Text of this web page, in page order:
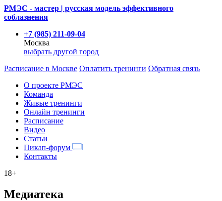
РМЭС - мастер | русская модель эффективного
соблазнения
+7 (985) 211-09-04
Москва
выбрать другой город
Расписание в Москве Оплатить тренинги Обратная связь
О проекте РМЭС
Команда
Живые тренинги
Онлайн тренинги
Расписание
Видео
Статьи
Пикап-форум
Контакты
18+
Медиатека